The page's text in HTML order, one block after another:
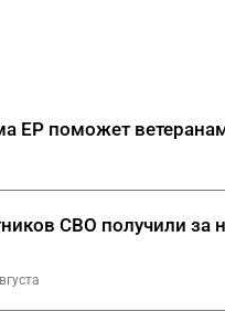
ЕР поможет
СВО получили